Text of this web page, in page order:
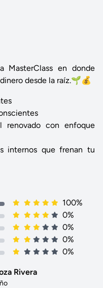
MasterClass en donde
desde la raíz.🌱💰
con enfoque
internos que frenan tu
100%
0%
0%
0%
0%
Rivera